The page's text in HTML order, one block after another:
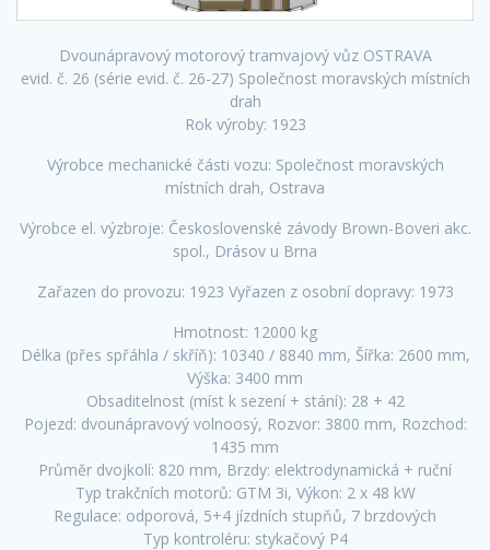
Dvounápravový motorový tramvajový vůz OSTRAVA
evid. č. 26 (série evid. č. 26-27) Společnost moravských místních
drah
Rok výroby: 1923
Výrobce mechanické části vozu: Společnost moravských
místních drah, Ostrava
Výrobce el. výzbroje: Československé závody Brown-Boveri akc.
spol., Drásov u Brna
Zařazen do provozu: 1923 Vyřazen z osobní dopravy: 1973
Hmotnost: 12000 kg
Délka (přes spřáhla / skříň): 10340 / 8840 mm, Šířka: 2600 mm,
Výška: 3400 mm
Obsaditelnost (míst k sezení + stání): 28 + 42
Pojezd: dvounápravový volnoosý, Rozvor: 3800 mm, Rozchod:
1435 mm
Průměr dvojkolí: 820 mm, Brzdy: elektrodynamická + ruční
Typ trakčních motorů: GTM 3i, Výkon: 2 x 48 kW
Regulace: odporová, 5+4 jízdních stupňů, 7 brzdových
Typ kontroléru: stykačový P4